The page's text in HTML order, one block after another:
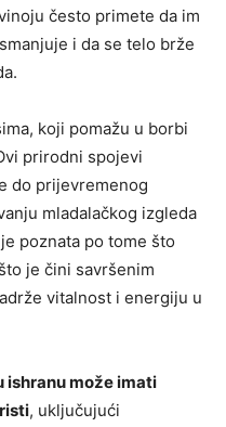
često primete da im
i da se telo brže
koji pomažu u borbi
prirodni spojevi
do prijevremenog
mladalačkog izgleda
poznata po tome što
je čini savršenim
vitalnost i energiju u
ishranu može imati
, uključujući